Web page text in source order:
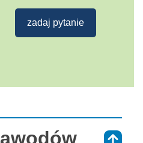
zadaj pytanie